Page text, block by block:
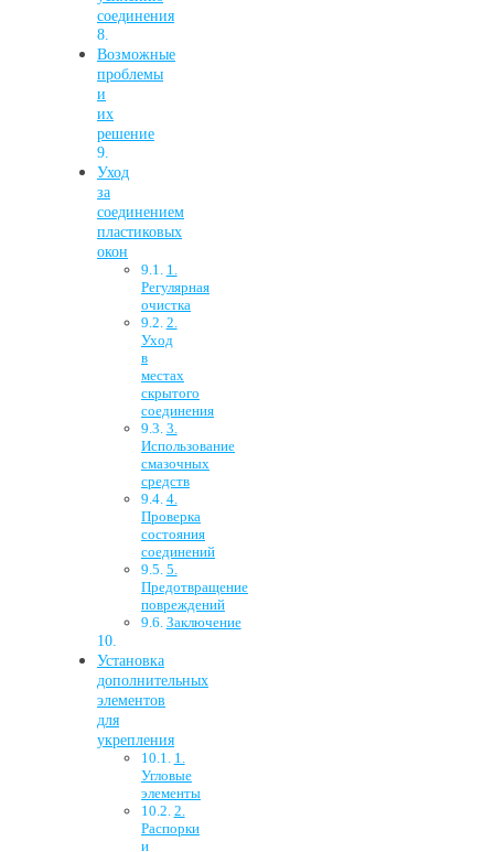
соединения
Возможные
проблемы
и
их
решение
Уход
за
соединением
пластиковых
окон
1.
Регулярная
очистка
2.
Уход
в
местах
скрытого
соединения
3.
Использование
смазочных
средств
4.
Проверка
состояния
соединений
5.
Предотвращение
повреждений
Заключение
Установка
дополнительных
элементов
для
укрепления
1.
Угловые
элементы
2.
Распорки
и